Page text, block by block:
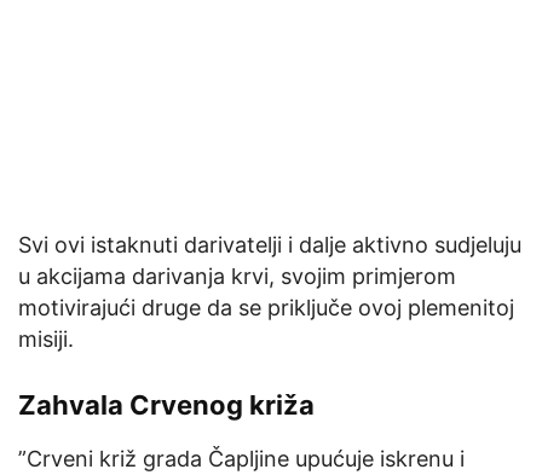
Svi ovi istaknuti darivatelji i dalje aktivno sudjeluju
u akcijama darivanja krvi, svojim primjerom
motivirajući druge da se priključe ovoj plemenitoj
misiji.
Zahvala Crvenog križa
”Crveni križ grada Čapljine upućuje iskrenu i